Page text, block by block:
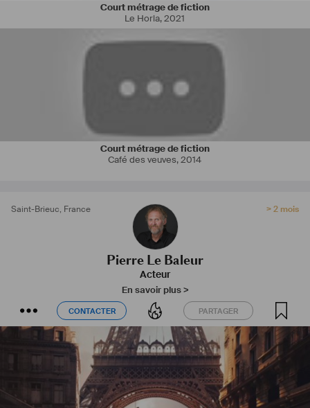
Court métrage de fiction
Le Horla,2021
Court métrage de fiction
Café des veuves,2014
Saint-Brieuc, France > 2 mois
Pierre Le Baleur
Acteur
En savoir plus >
CONTACTER PARTAGER
CONTACTER PARTAGER